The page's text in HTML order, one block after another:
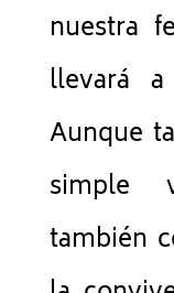
nuestra
llevará
Aunque
simple
también